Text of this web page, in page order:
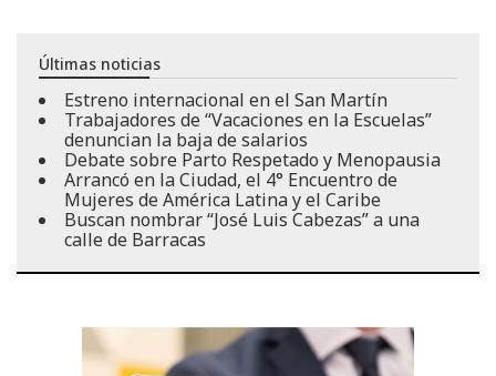
Últimas noticias
Estreno internacional en el San Martín
Trabajadores de “Vacaciones en la Escuelas”
denuncian la baja de salarios
Debate sobre Parto Respetado y Menopausia
Arrancó en la Ciudad, el 4° Encuentro de
Mujeres de América Latina y el Caribe
Buscan nombrar “José Luis Cabezas” a una
calle de Barracas